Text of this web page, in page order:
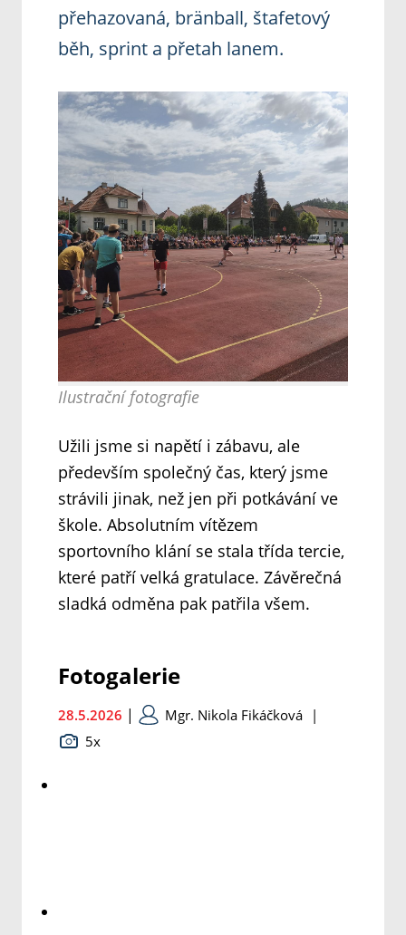
přehazovaná, bränball, štafetový
běh, sprint a přetah lanem.
Ilustrační fotografie
Užili jsme si napětí i zábavu, ale
především společný čas, který jsme
strávili jinak, než jen při potkávání ve
škole. Absolutním vítězem
sportovního klání se stala třída tercie,
které patří velká gratulace. Závěrečná
sladká odměna pak patřila všem.
Fotogalerie
28.5.2026 | Mgr. Nikola Fikáčková |
5x